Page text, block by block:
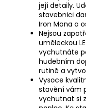
její detaily.
stavebnici
Iron Mana a
Nejsou
uměleckou
vychutnáte
hudebním
rutině a
Vysoce
stavění vám
vychutnat si